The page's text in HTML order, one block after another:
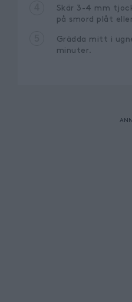
Skär 3-4 mm
på smord plåt
Grädda mitt i
minuter.